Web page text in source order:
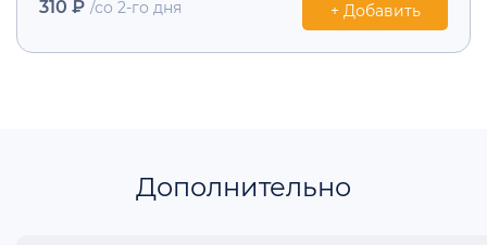
310 ₽ /со 2-го дня + Добавить
Дополнительно